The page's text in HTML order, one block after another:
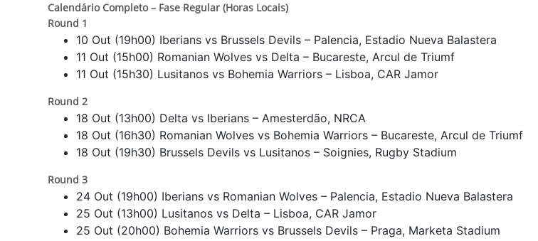
Calendário Completo – Fase Regular (Horas Locais)
Round 1
10 Out (19h00) Iberians vs Brussels Devils – Palencia, Estadio Nueva Balastera
11 Out (15h00) Romanian Wolves vs Delta – Bucareste, Arcul de Triumf
11 Out (15h30) Lusitanos vs Bohemia Warriors – Lisboa, CAR Jamor
Round 2
18 Out (13h00) Delta vs Iberians – Amesterdão, NRCA
18 Out (16h30) Romanian Wolves vs Bohemia Warriors – Bucareste, Arcul de Triumf
18 Out (19h30) Brussels Devils vs Lusitanos – Soignies, Rugby Stadium
Round 3
24 Out (19h00) Iberians vs Romanian Wolves – Palencia, Estadio Nueva Balastera
25 Out (13h00) Lusitanos vs Delta – Lisboa, CAR Jamor
25 Out (20h00) Bohemia Warriors vs Brussels Devils – Praga, Marketa Stadium